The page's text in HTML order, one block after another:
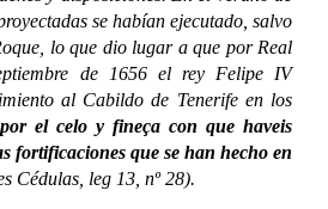
se habían ejecutado, salvo
lo que dio lugar a que por Real
de 1656 el rey Felipe IV
al Cabildo de Tenerife en los
el celo y fineça con que haveis
fortificaciones que se han hecho en
Cédulas, leg 13, nº 28).